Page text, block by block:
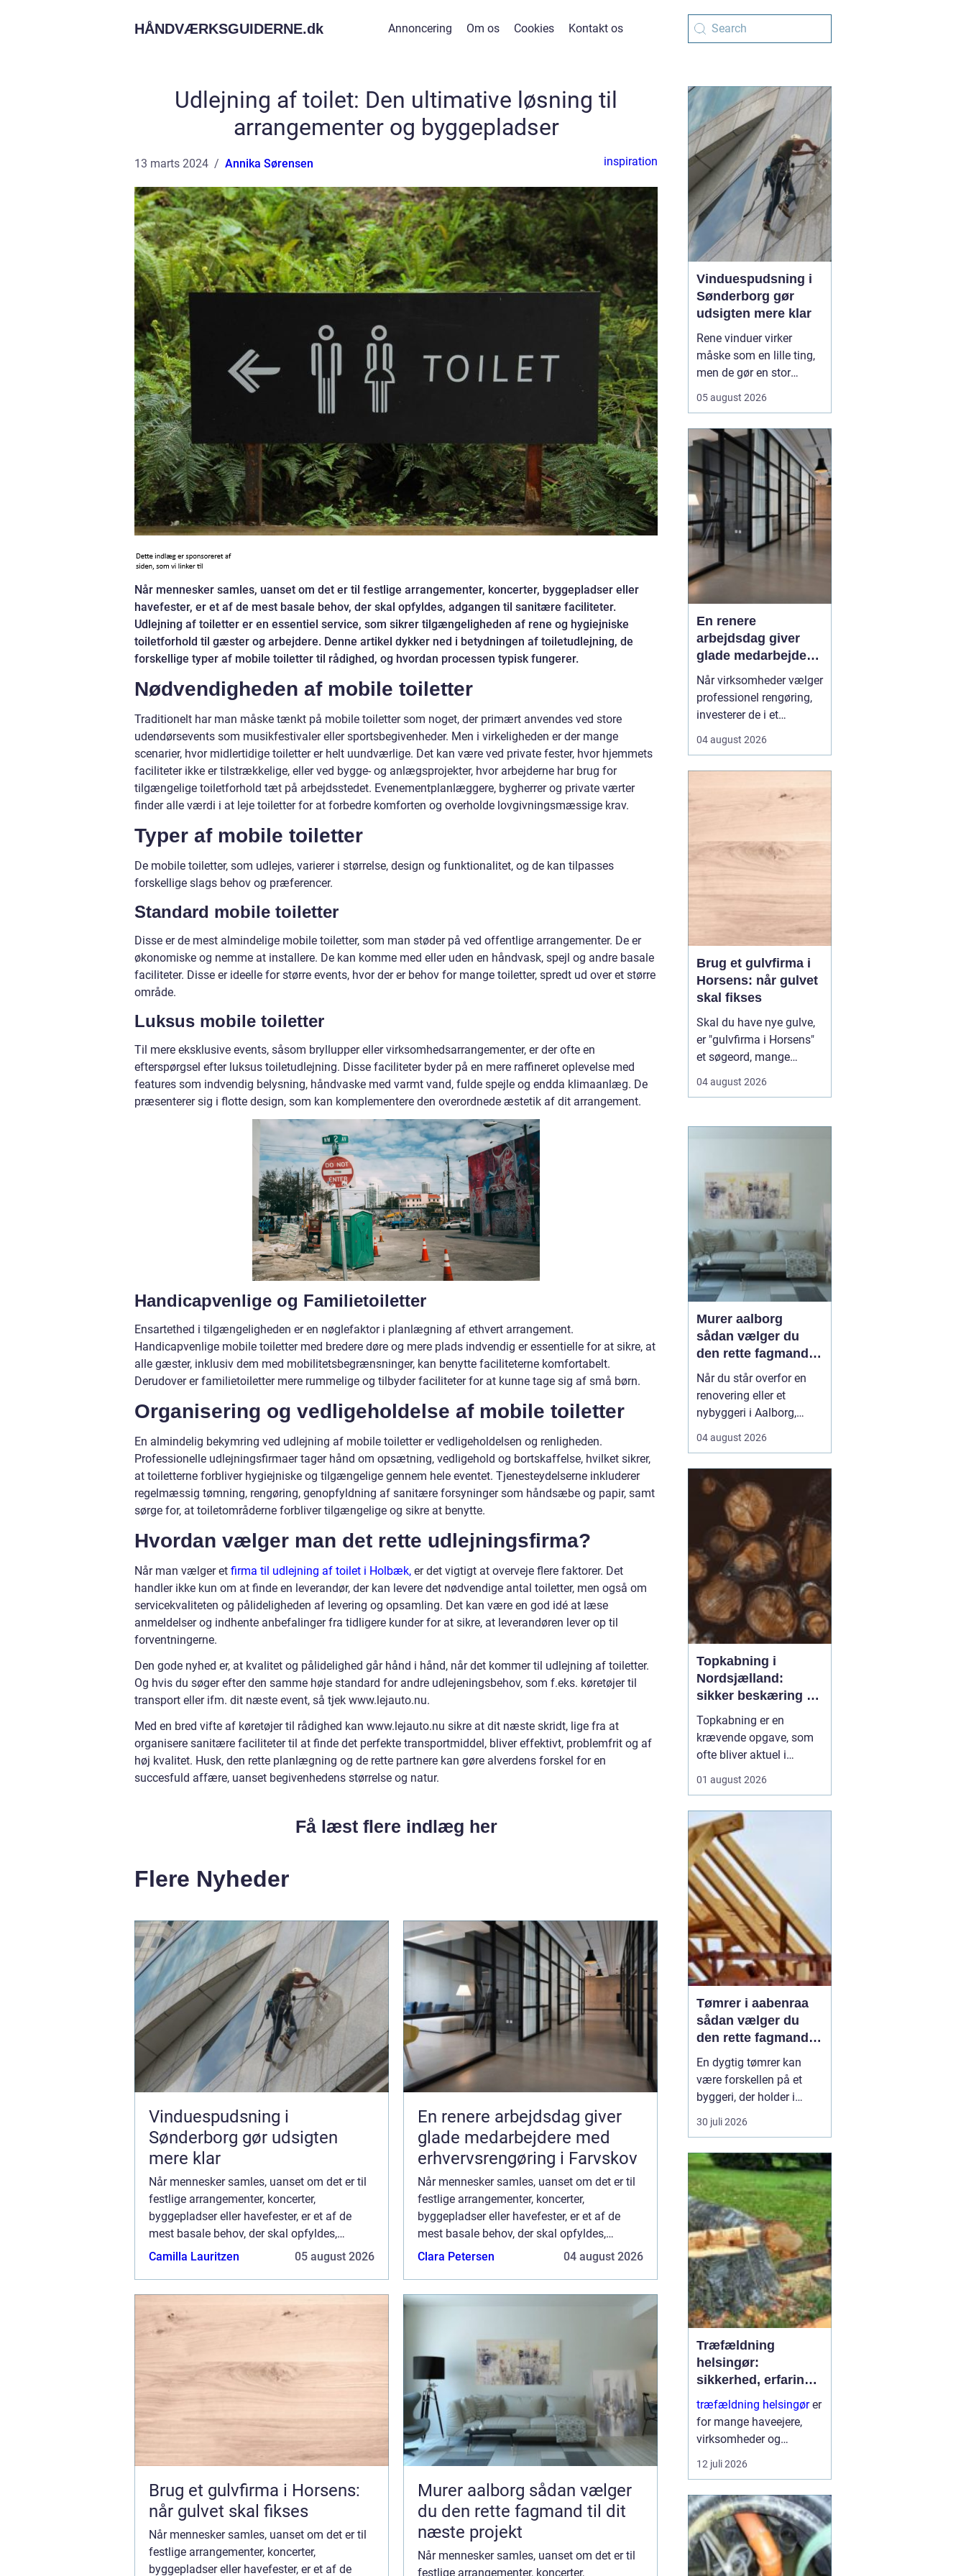
HÅNDVÆRKSGUIDERNE.dk Annoncering Om os Cookies Kontakt os
Udlejning af toilet: Den ultimative løsning til
arrangementer og byggepladser
13 marts 2024 Annika Sørensen inspiration
Når mennesker samles, uanset om det er til festlige arrangementer, koncerter, byggepladser eller
havefester, er et af de mest basale behov, der skal opfyldes, adgangen til sanitære faciliteter.
Udlejning af toiletter er en essentiel service, som sikrer tilgængeligheden af rene og hygiejniske
toiletforhold til gæster og arbejdere. Denne artikel dykker ned i betydningen af toiletudlejning, de
forskellige typer af mobile toiletter til rådighed, og hvordan processen typisk fungerer.
Nødvendigheden af mobile toiletter
Traditionelt har man måske tænkt på mobile toiletter som noget, der primært anvendes ved store
udendørsevents som musikfestivaler eller sportsbegivenheder. Men i virkeligheden er der mange
scenarier, hvor midlertidige toiletter er helt uundværlige. Det kan være ved private fester, hvor hjemmets
faciliteter ikke er tilstrækkelige, eller ved bygge- og anlægsprojekter, hvor arbejderne har brug for
tilgængelige toiletforhold tæt på arbejdsstedet. Evenementplanlæggere, bygherrer og private værter
finder alle værdi i at leje toiletter for at forbedre komforten og overholde lovgivningsmæssige krav.
Typer af mobile toiletter
De mobile toiletter, som udlejes, varierer i størrelse, design og funktionalitet, og de kan tilpasses
forskellige slags behov og præferencer.
Standard mobile toiletter
Disse er de mest almindelige mobile toiletter, som man støder på ved offentlige arrangementer. De er
økonomiske og nemme at installere. De kan komme med eller uden en håndvask, spejl og andre basale
faciliteter. Disse er ideelle for større events, hvor der er behov for mange toiletter, spredt ud over et større
område.
Luksus mobile toiletter
Til mere eksklusive events, såsom bryllupper eller virksomhedsarrangementer, er der ofte en
efterspørgsel efter luksus toiletudlejning. Disse faciliteter byder på en mere raffineret oplevelse med
features som indvendig belysning, håndvaske med varmt vand, fulde spejle og endda klimaanlæg. De
præsenterer sig i flotte design, som kan komplementere den overordnede æstetik af dit arrangement.
Handicapvenlige og Familietoiletter
Ensartethed i tilgængeligheden er en nøglefaktor i planlægning af ethvert arrangement.
Handicapvenlige mobile toiletter med bredere døre og mere plads indvendig er essentielle for at sikre, at
alle gæster, inklusiv dem med mobilitetsbegrænsninger, kan benytte faciliteterne komfortabelt.
Derudover er familietoiletter mere rummelige og tilbyder faciliteter for at kunne tage sig af små børn.
Organisering og vedligeholdelse af mobile toiletter
En almindelig bekymring ved udlejning af mobile toiletter er vedligeholdelsen og renligheden.
Professionelle udlejningsfirmaer tager hånd om opsætning, vedligehold og bortskaffelse, hvilket sikrer,
at toiletterne forbliver hygiejniske og tilgængelige gennem hele eventet. Tjenesteydelserne inkluderer
regelmæssig tømning, rengøring, genopfyldning af sanitære forsyninger som håndsæbe og papir, samt
sørge for, at toiletområderne forbliver tilgængelige og sikre at benytte.
Hvordan vælger man det rette udlejningsfirma?
Når man vælger et firma til udlejning af toilet i Holbæk, er det vigtigt at overveje flere faktorer. Det
handler ikke kun om at finde en leverandør, der kan levere det nødvendige antal toiletter, men også om
servicekvaliteten og pålideligheden af levering og opsamling. Det kan være en god idé at læse
anmeldelser og indhente anbefalinger fra tidligere kunder for at sikre, at leverandøren lever op til
forventningerne.
Den gode nyhed er, at kvalitet og pålidelighed går hånd i hånd, når det kommer til udlejning af toiletter.
Og hvis du søger efter den samme høje standard for andre udlejeningsbehov, som f.eks. køretøjer til
transport eller ifm. dit næste event, så tjek www.lejauto.nu.
Med en bred vifte af køretøjer til rådighed kan www.lejauto.nu sikre at dit næste skridt, lige fra at
organisere sanitære faciliteter til at finde det perfekte transportmiddel, bliver effektivt, problemfrit og af
høj kvalitet. Husk, den rette planlægning og de rette partnere kan gøre alverdens forskel for en
succesfuld affære, uanset begivenhedens størrelse og natur.
Få læst flere indlæg her
Flere Nyheder
Vinduespudsning i
Sønderborg gør udsigten
mere klar
Når mennesker samles, uanset om det er til
festlige arrangementer, koncerter,
byggepladser eller havefester, er et af de
mest basale behov, der skal opfyldes,
adgangen til sanitære faciliteter. Udlejning
Camilla Lauritzen 05 august 2026
En renere arbejdsdag giver
glade medarbejdere med
erhvervsrengøring i Farvskov
Når mennesker samles, uanset om det er til
festlige arrangementer, koncerter,
byggepladser eller havefester, er et af de
mest basale behov, der skal opfyldes,
adgangen til sanitære faciliteter. Udlejning
Clara Petersen 04 august 2026
Brug et gulvfirma i Horsens:
når gulvet skal fikses
Når mennesker samles, uanset om det er til
festlige arrangementer, koncerter,
byggepladser eller havefester, er et af de
Murer aalborg sådan vælger
du den rette fagmand til dit
næste projekt
Når mennesker samles, uanset om det er til
festlige arrangementer, koncerter,
Vinduespudsning i
Sønderborg gør
udsigten mere klar
Rene vinduer virker
måske som en lille ting,
men de gør en stor
arbejdsmiljø og privatliv.
ind, rummene virker
større, og både
medarbejdere, kunder og
gæster f&ari...
05 august 2026
En renere
arbejdsdag giver
glade medarbejdere
med
erhvervsrengøring i
Farvskov
Når virksomheder vælger
professionel rengøring,
investerer de i et
medarbejdere trives, og
04 august 2026
Brug et gulvfirma i
Horsens: når gulvet
skal fikses
Skal du have nye gulve,
er "gulvfirma i Horsens"
et søgeord, mange
overfor et nyt gulvprojekt
virksomheden. Når du
handler det typi...
04 august 2026
Murer aalborg
sådan vælger du
den rette fagmand
til dit næste projekt
Når du står overfor en
renovering eller et
nybyggeri i Aalborg,
stor rolle for både
En dygtig murer kan
forvandle en slidt bolig
til et moderne og
holdbart hjem, mens det
modsatte kan give dyre
r...
04 august 2026
Topkabning i
Nordsjælland:
sikker beskæring af
store træer
Topkabning er en
krævende opgave, som
ofte bliver aktuel i
sommerhusområder og
Nordsjælland. Store
træer kan give skygge,
læ og charme, men de
kan også udvikle sig til
en risiko, hvis de st...
01 august 2026
Tømrer i aabenraa
sådan vælger du
den rette fagmand
til dit projekt
En dygtig tømrer kan
være forskellen på et
byggeri, der holder i
årtier, og et projekt, der
hurtigt giver problemer.
omkring Aabenraa, har
du mange muligheder,
men hvordan finder du
den rigtige
samarbejdspartner til nyt
tag, vindue...
30 juli 2026
Træfældning
helsingør:
sikkerhed, erfaring
og gode løsninger i
nordsjælland
træfældning helsingører
for mange haveejere,
virksomheder og
grundejerforeninger et
nødvendigt skridt for at
sikre og pæne. Når et
træ bliver for højt, sygt
e...
12 juli 2026